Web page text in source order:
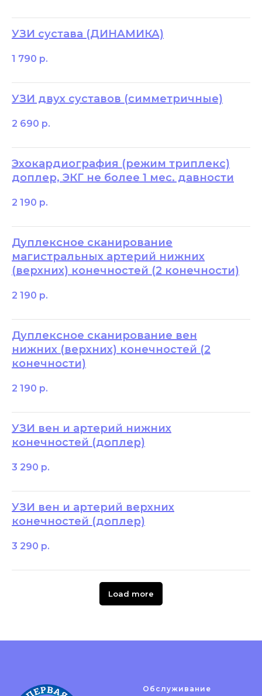
УЗИ сустава (ДИНАМИКА)
1 790 р.
УЗИ двух суставов (симметричные)
2 690 р.
Эхокардиография (режим триплекс)
доплер, ЭКГ не более 1 мес. давности
2 190 р.
Дуплексное сканирование
магистральных артерий нижних
(верхних) конечностей (2 конечности)
2 190 р.
Дуплексное сканирование вен
нижних (верхних) конечностей (2
конечности)
2 190 р.
УЗИ вен и артерий нижних
конечностей (доплер)
3 290 р.
УЗИ вен и артерий верхних
конечностей (доплер)
3 290 р.
Load more
Обслуживание